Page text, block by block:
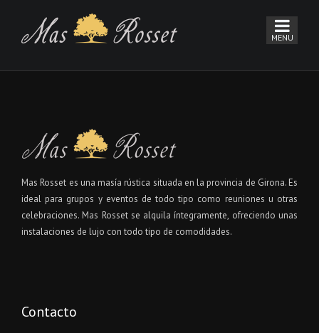
Mas Rosset es una masía rústica situada en la provincia de Girona. Es
ideal para grupos y eventos de todo tipo como reuniones u otras
celebraciones. Mas Rosset se alquila íntegramente, ofreciendo unas
instalaciones de lujo con todo tipo de comodidades.
Contacto